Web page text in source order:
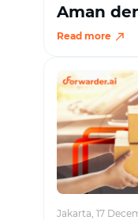
Aman
Read more
Jakarta, 17